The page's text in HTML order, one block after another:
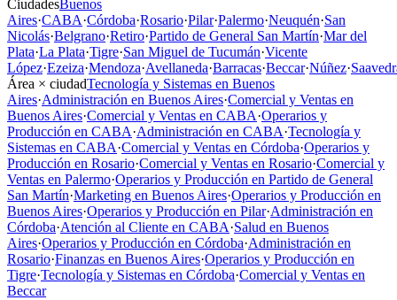
CiudadesBuenos
Aires·CABA·Córdoba·Rosario·Pilar·Palermo·Neuquén·San
Nicolás·Belgrano·Retiro·Partido de General San Martín·Mar del
Plata·La Plata·Tigre·San Miguel de Tucumán·Vicente
López·Ezeiza·Mendoza·Avellaneda·Barracas·Beccar·Núñez·
Área × ciudadTecnología y Sistemas en Buenos
Aires·Administración en Buenos Aires·Comercial y Ventas en
Buenos Aires·Comercial y Ventas en CABA·Operarios y
Producción en CABA·Administración en CABA·Tecnología y
Sistemas en CABA·Comercial y Ventas en Córdoba·Operarios y
Producción en Rosario·Comercial y Ventas en Rosario·Comercial y
Ventas en Palermo·Operarios y Producción en Partido de General
San Martín·Marketing en Buenos Aires·Operarios y Producción en
Buenos Aires·Operarios y Producción en Pilar·Administración en
Córdoba·Atención al Cliente en CABA·Salud en Buenos
Aires·Operarios y Producción en Córdoba·Administración en
Rosario·Finanzas en Buenos Aires·Operarios y Producción en
Tigre·Tecnología y Sistemas en Córdoba·Comercial y Ventas en
Beccar